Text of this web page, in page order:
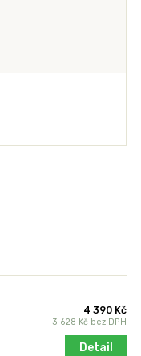
4 390 Kč
3 628 Kč bez DPH
Detail